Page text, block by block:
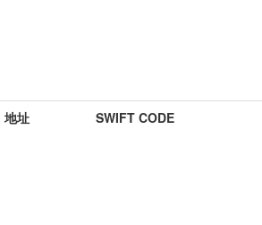
地址 SWIFT CODE